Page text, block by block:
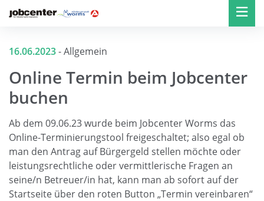
16.06.2023-Allgemein
Online Termin beim Jobcenter
buchen
Ab dem 09.06.23 wurde beim Jobcenter Worms das
Online-Terminierungstool freigeschaltet; also egal ob
man den Antrag auf Bürgergeld stellen möchte oder
leistungsrechtliche oder vermittlerische Fragen an
seine/n Betreuer/in hat, kann man ab sofort auf der
Startseite über den roten Button „Termin vereinbaren“